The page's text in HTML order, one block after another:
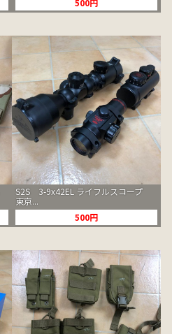
500円
S2S 3-9x42EL ライフルスコープ
東京...
500円